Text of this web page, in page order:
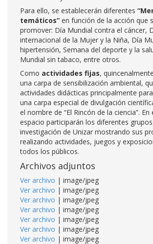
Para ello, se establecerán diferentes
temáticos” en función de la acción que
promover: Día Mundial contra el cáncer,
internacional de la Mujer y la Niña, Día
hipertensión, Semana del deporte y la
Mundial sin tabaco, entre otros.
Como actividades fijas,
una carpa de sensibilización ambiental,
actividades didácticas principalmente
una carpa especial de divulgación
el nombre de “El Rincón de la ciencia”.
espacio participarán los diferentes
investigación de Unizar mostrando sus
realizando actividades, juegos y
todos los públicos.
Archivos adjuntos
Ver archivo | image/jpeg
Ver archivo | image/jpeg
Ver archivo | image/jpeg
Ver archivo | image/jpeg
Ver archivo | image/jpeg
Ver archivo | image/jpeg
Ver archivo | image/jpeg